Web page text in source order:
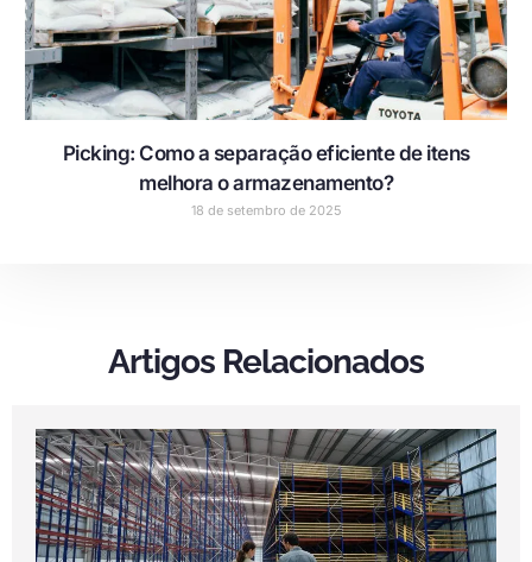
Picking: Como a separação eficiente de itens
melhora o armazenamento?
18 de setembro de 2025
Artigos Relacionados